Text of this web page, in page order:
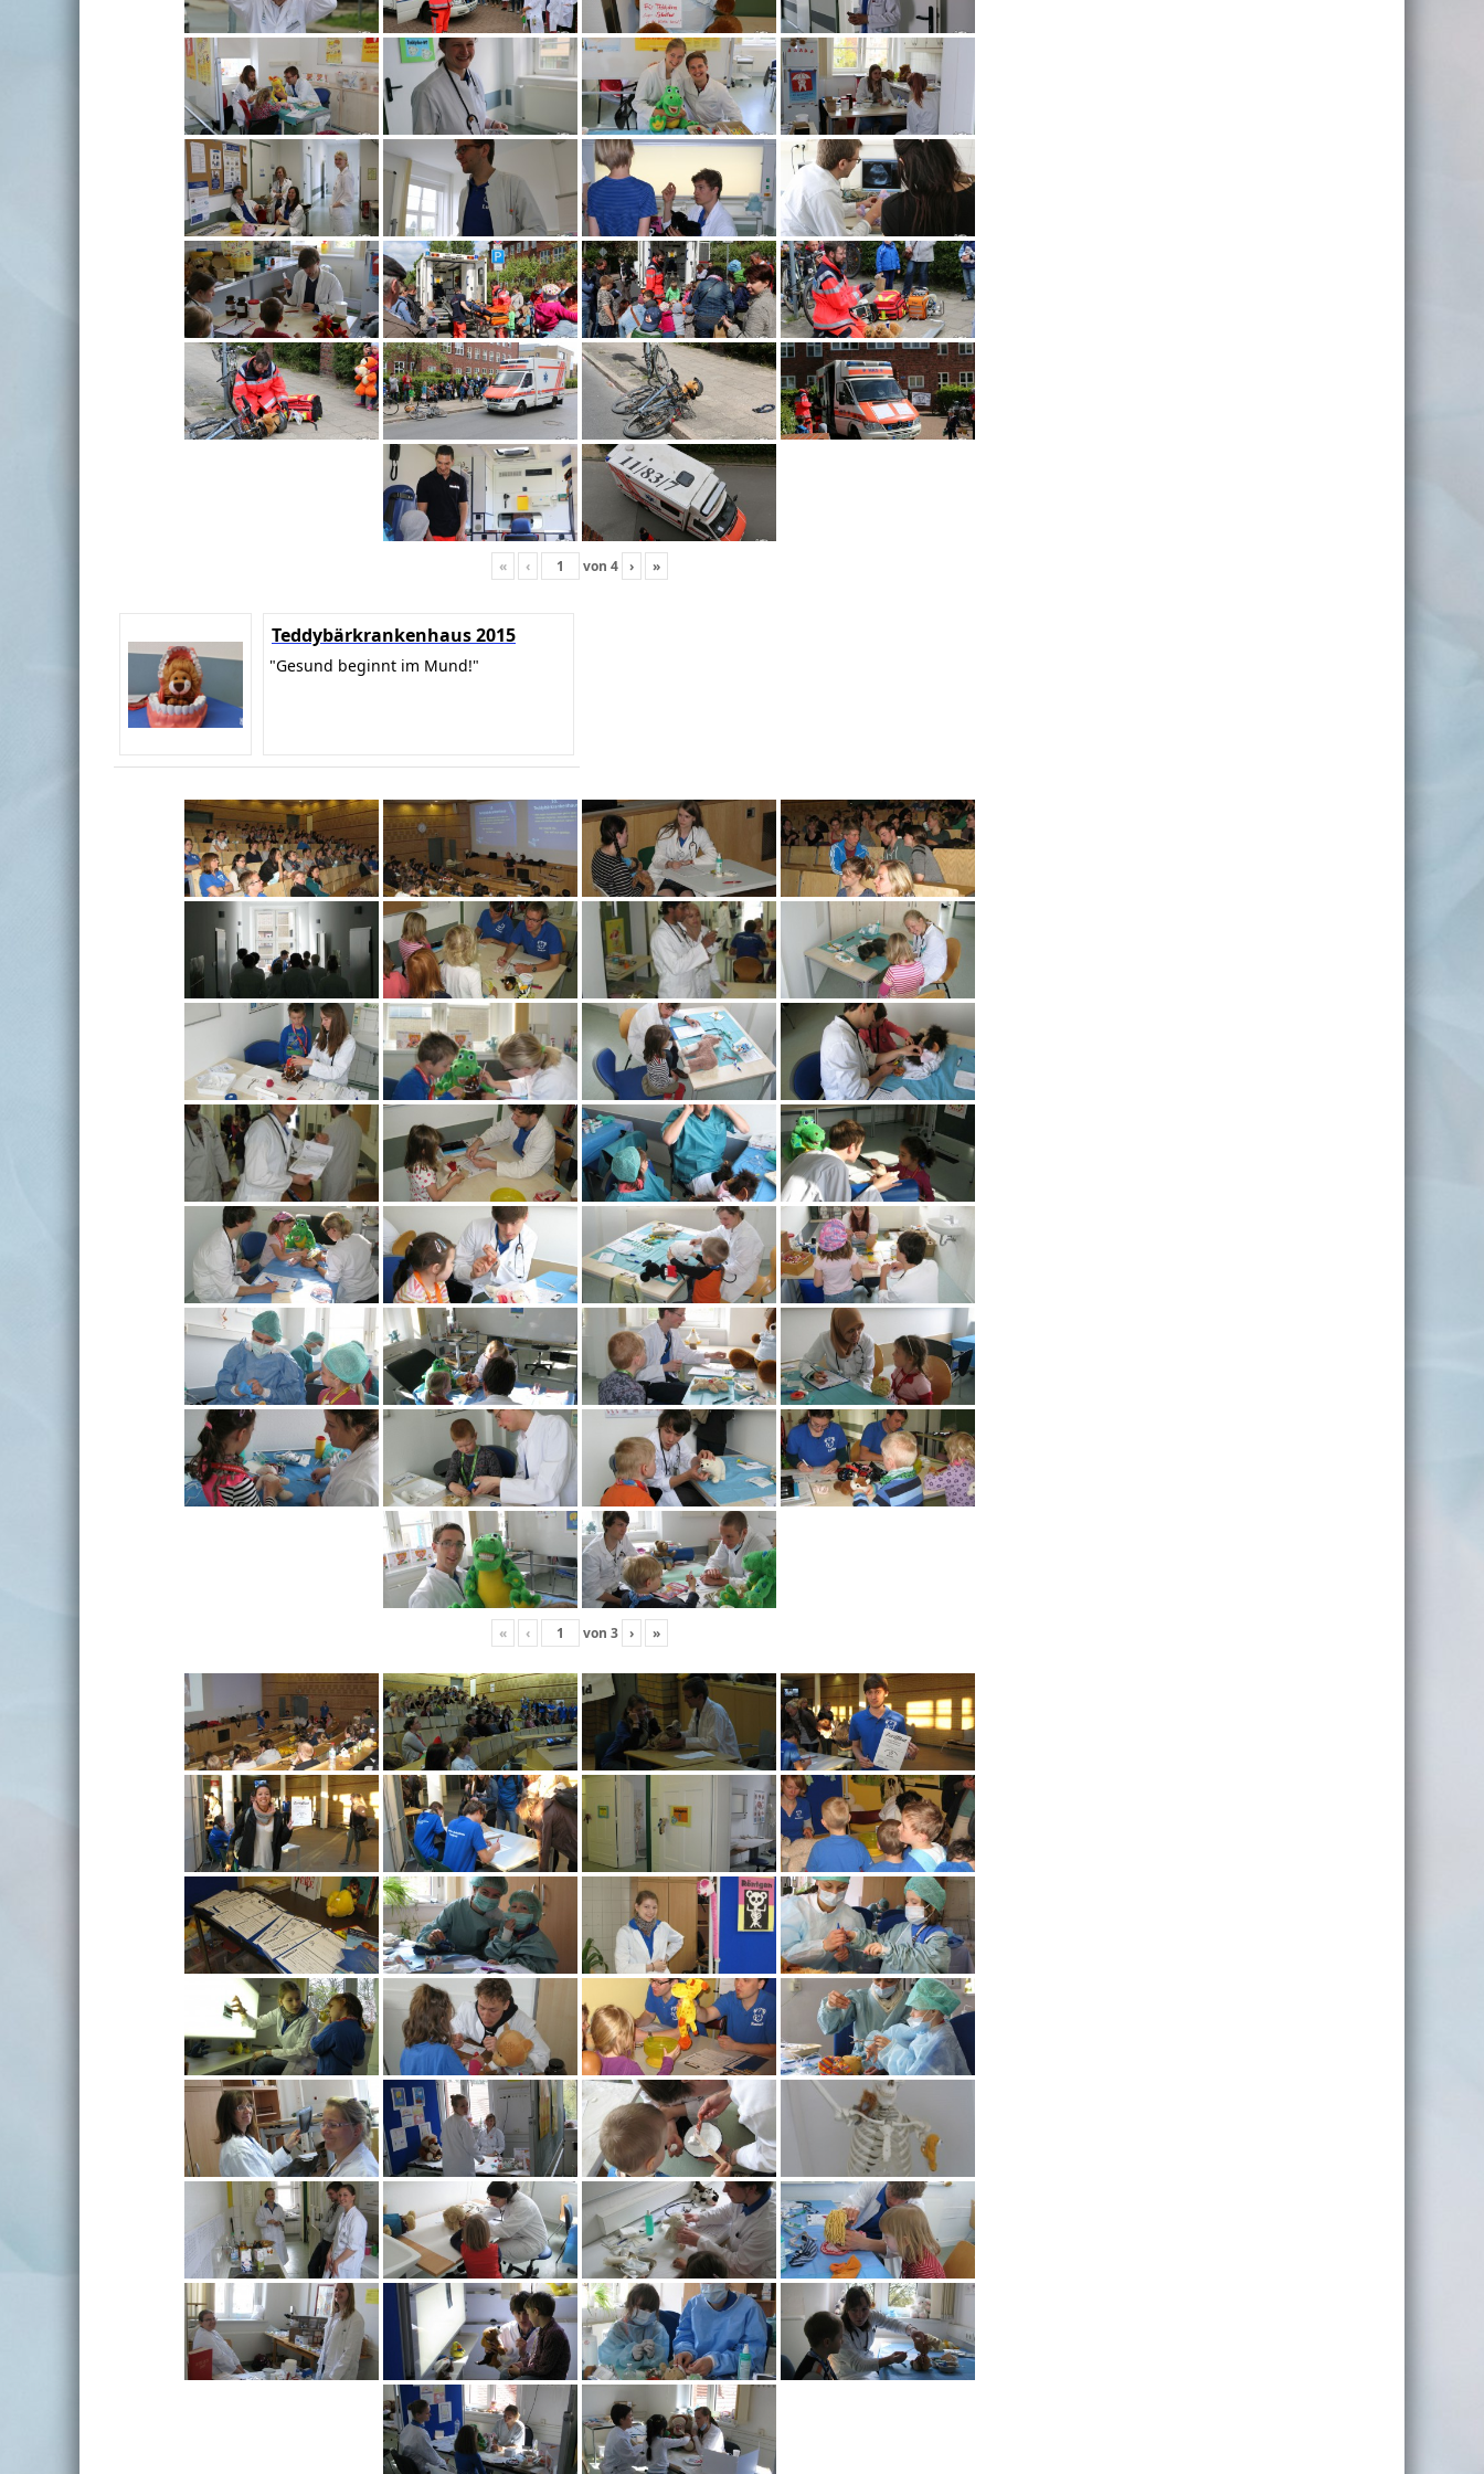
« ‹ von 4 › »
Teddybärkrankenhaus 2015
"Gesund beginnt im Mund!"
« ‹ von 3 › »